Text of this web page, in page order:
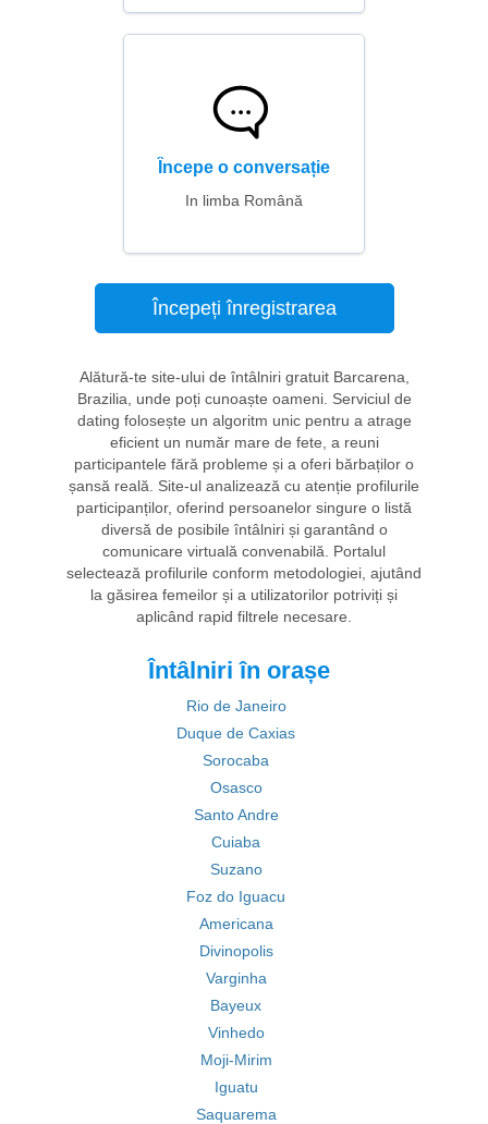
Începe o conversație
In limba Română
Începeți înregistrarea
Alătură-te site-ului de întâlniri gratuit Barcarena,
Brazilia, unde poți cunoaște oameni. Serviciul de
dating folosește un algoritm unic pentru a atrage
eficient un număr mare de fete, a reuni
participantele fără probleme și a oferi bărbaților o
șansă reală. Site-ul analizează cu atenție profilurile
participanților, oferind persoanelor singure o listă
diversă de posibile întâlniri și garantând o
comunicare virtuală convenabilă. Portalul
selectează profilurile conform metodologiei, ajutând
la găsirea femeilor și a utilizatorilor potriviți și
aplicând rapid filtrele necesare.
Întâlniri în orașe
Rio de Janeiro
Duque de Caxias
Sorocaba
Osasco
Santo Andre
Cuiaba
Suzano
Foz do Iguacu
Americana
Divinopolis
Varginha
Bayeux
Vinhedo
Moji-Mirim
Iguatu
Saquarema